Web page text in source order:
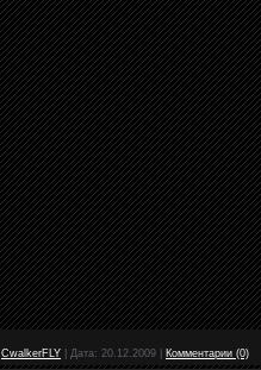
CwalkerFLY Дата: 20.12.2009 Комментарии (0)